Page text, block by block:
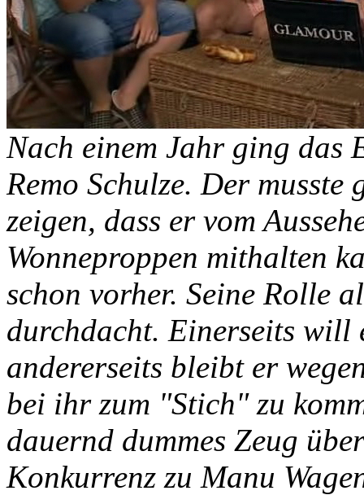
Nach einem Jahr ging das
Remo Schulze. Der
zeigen, dass er vom
Wonneproppen mithalten
schon vorher. Seine Rolle
durchdacht. Einerseits will
andererseits bleibt er
bei ihr zum "Stich" zu
dauernd dummes Zeug
Konkurrenz zu Manu